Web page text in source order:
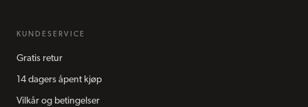
KUNDESERVICE
Gratis retur
14 dagers åpent kjøp
Vilkår og betingelser